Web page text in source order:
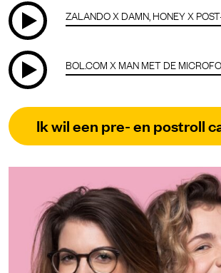
ZALANDO X DAMN, HONEY X
BOL.COM X MAN MET DE
Ik wil een pre- en postroll